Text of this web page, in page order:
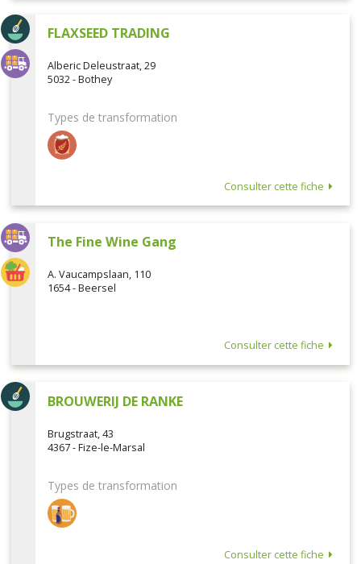
FLAXSEED TRADING
Alberic Deleustraat, 29
5032 - Bothey
Types de transformation
Consulter cette fiche
The Fine Wine Gang
A. Vaucampslaan, 110
1654 - Beersel
Consulter cette fiche
BROUWERIJ DE RANKE
Brugstraat, 43
4367 - Fize-le-Marsal
Types de transformation
Consulter cette fiche